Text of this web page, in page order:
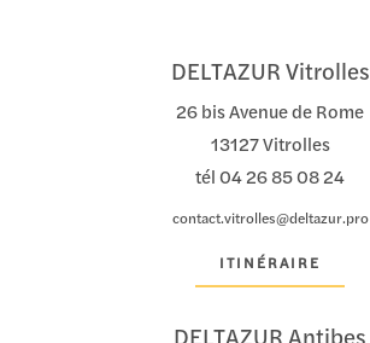
DELTAZUR Vitrolles
26 bis Avenue de Rome
13127 Vitrolles
tél04 26 85 08 24
contact.vitrolles@deltazur.pro
ITINÉRAIRE
DELTAZUR Antibes